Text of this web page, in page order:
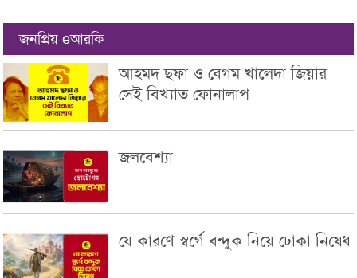
জনপ্রিয় eআরকি
আহমদ ছফা ও বেগম খালেদা জিয়ার
সেই বিখ্যাত ফোনালাপ
জলবেশ্যা
যে কারণে স্বর্গে বন্দুক নিয়ে ঢোকা নিষেধ